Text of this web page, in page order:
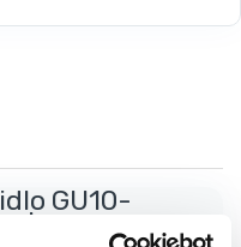
GU10-
| VIDEX